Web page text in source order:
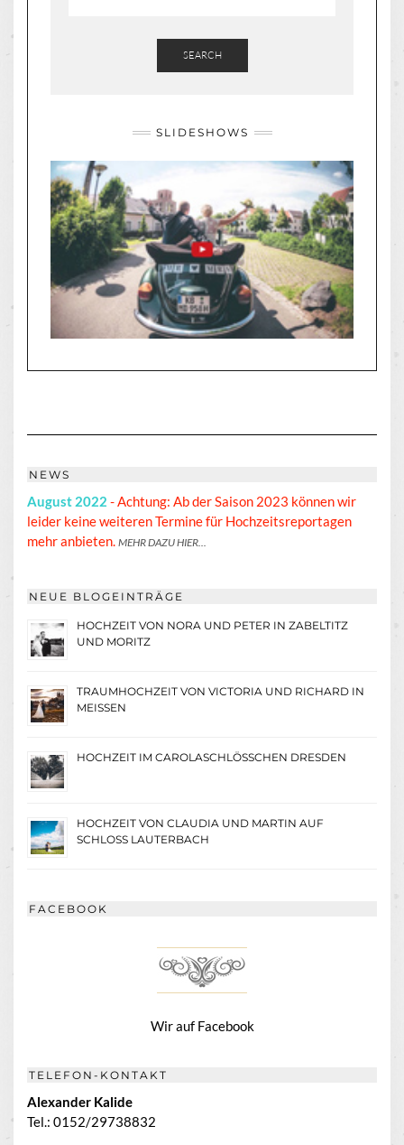
SEARCH
SLIDESHOWS
NEWS
August 2022 - Achtung: Ab der Saison 2023 können wir
leider keine weiteren Termine für Hochzeitsreportagen
mehr anbieten. MEHR DAZU HIER...
NEUE BLOGEINTRÄGE
HOCHZEIT VON NORA UND PETER IN ZABELTITZ
UND MORITZ
TRAUMHOCHZEIT VON VICTORIA UND RICHARD IN
MEISSEN
HOCHZEIT IM CAROLASCHLÖSSCHEN DRESDEN
HOCHZEIT VON CLAUDIA UND MARTIN AUF
SCHLOSS LAUTERBACH
FACEBOOK
Wir auf Facebook
TELEFON-KONTAKT
Alexander Kalide
Tel.: 0152/29738832